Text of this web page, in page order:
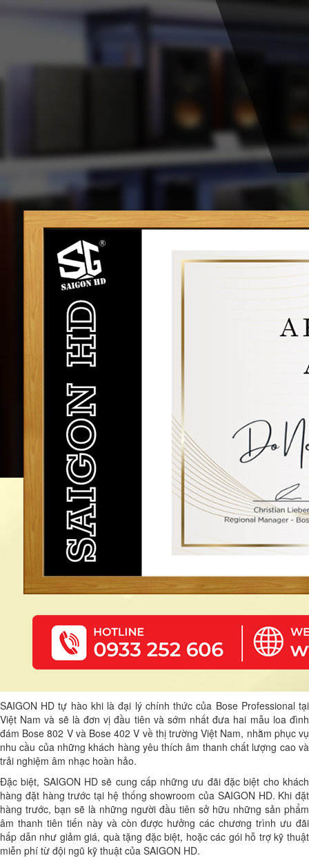
SAIGON HD tự hào khi là đại lý chính thức của Bose Professional tại
Việt Nam và sẽ là đơn vị đầu tiên và sớm nhất đưa hai mẫu loa đình
đám Bose 802 V và Bose 402 V về thị trường Việt Nam, nhằm phục vụ
nhu cầu của những khách hàng yêu thích âm thanh chất lượng cao và
trải nghiệm âm nhạc hoàn hảo.
Đặc biệt, SAIGON HD sẽ cung cấp những ưu đãi đặc biệt cho khách
hàng đặt hàng trước tại hệ thống showroom của SAIGON HD. Khi đặt
hàng trước, bạn sẽ là những người đầu tiên sở hữu những sản phẩm
âm thanh tiên tiến này và còn được hưởng các chương trình ưu đãi
hấp dẫn như giảm giá, quà tặng đặc biệt, hoặc các gói hỗ trợ kỹ thuật
miễn phí từ đội ngũ kỹ thuật của SAIGON HD.